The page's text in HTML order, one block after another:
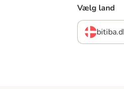
Vælg land